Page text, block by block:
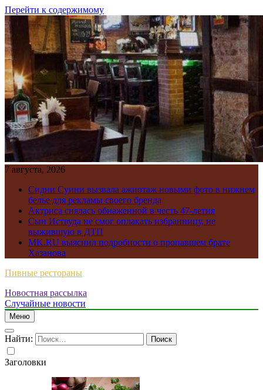
Перейти к содержимому
7 августа, 2026
Сидни Суини вызвала ажиотаж новыми фото в нижнем
белье для рекламы своего бренда
Актриса снялась обнаженной в честь 47-летия
Сын Иствуда не смог оплакать избранницу, не
выжившую в ДТП
MK.RU выяснил подробности о пропавшем брате
Хазанова
Пивные рестораны
Новостная рассылка
Случайные новости
Меню
Найти:
Заголовки